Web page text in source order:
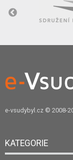
e-vsudybyl.cz © 2008-
KATEGORIE